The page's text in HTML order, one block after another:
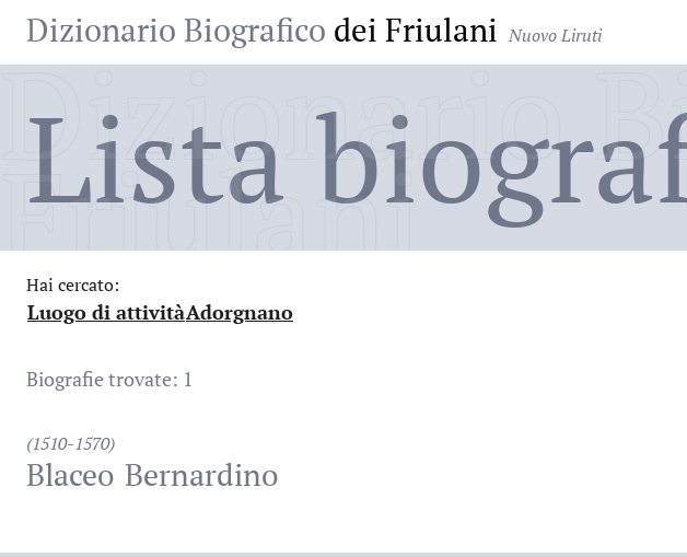
Dizionario Biografico dei Friulani Nuovo Liruti
Dizionario
Friulani
Lista
Hai cercato:
Luogo di attività
:Adorgnano
Biografie trovate: 1
(1510-1570)
Blaceo Bernardino